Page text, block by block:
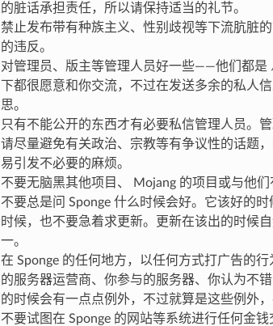
的脏话承担责任，所以请保持适当的礼节。
禁止发布带有种族主义、性别歧视等下流肮脏
的违反。
对管理员、版主等管理人员好一些——他们都是
下都很愿意和你交流，不过在发送多余的私人
思。
只有不能公开的东西才有必要私信管理人员。
请尽量避免有关政治、宗教等有争议性的话题
易引发不必要的麻烦。
不要无脑黑其他项目、 Mojang 的项目或与他们
不要总是问 Sponge 什么时候会好。它该好的
时候，也不要急着求更新。更新在该出的时候
一。
在 Sponge 的任何地方，以任何方式打广告的
的服务器运营商、你参与的服务器、你认为不
的时候会有一点点例外，不过就算是这些例外
不要试图在 Sponge 的网站等系统进行任何金